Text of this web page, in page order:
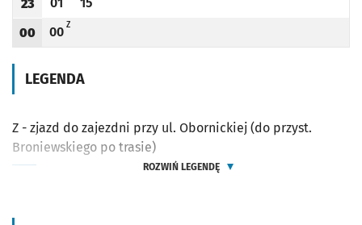
Godzina odjazdu
23
Odjazd
minut po godzinie 23
Odjazd
minut po godzinie 23
Godzina odjazdu
00
Odjazd
00
minut po godzinie 00
ZZ - ZJAZD DO ZAJEZDNI PRZY UL. OBORNICKIEJ (DO PRZYST. BRONIEWSKIEGO PO
LEGENDA
Z - zjazd do zajezdni przy ul. Obornickiej (do przyst.
Broniewskiego po trasie)
ROZWIŃ LEGENDĘ